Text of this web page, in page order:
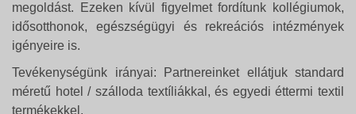
megoldást. Ezeken kívül figyelmet fordítunk kollégiumok,
idősotthonok, egészségügyi és rekreációs intézmények
igényeire is.
Tevékenységünk irányai: Partnereinket ellátjuk standard
méretű hotel / szálloda textíliákkal, és egyedi éttermi textil
termékekkel.